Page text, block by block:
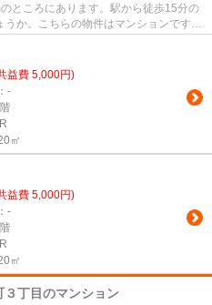
ところにあります。駅から徒歩15分の
か。こちらの物件はマンションです。
益費 5,000円)
-
㎡
益費 5,000円)
-
㎡
丁目のマンション